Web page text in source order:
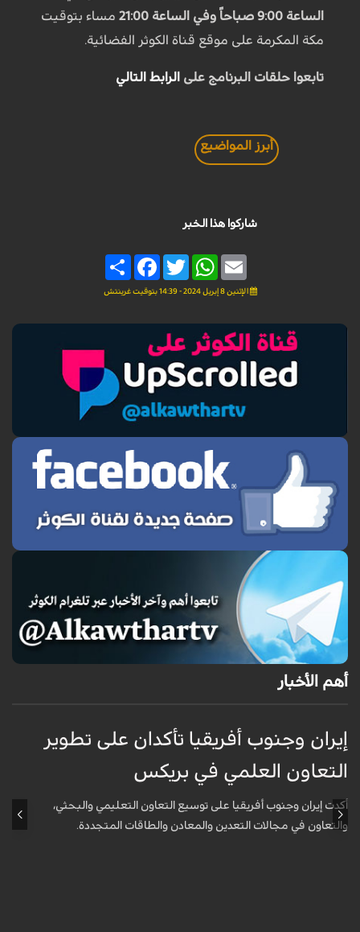
الساعة 9:00 صباحاً وفي الساعة 21:00
مساء بتوقيت
مكة المكرمة على موقع قناة الكوثر الفضائية.
تابعوا حلقات البرنامج على الرابط التالي
أبرز المواضيع
شاركوا هذا الخبر
Share
FacebookTwitter
WhatsAppEmail
الإثنين 8 إبريل 2024 - 14:39 بتوقيت غرينتش
أهم الأخبار
إيران وجنوب أفريقيا تأكدان على تطوير
التعاون العلمي في بريكس
أكدت إيران وجنوب أفريقيا على توسيع التعاون التعليمي والبحثي،
والتعاون في مجالات التعدين والمعادن والطاقات المتجددة.